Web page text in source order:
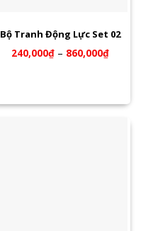
Bộ Tranh Động Lực Set 02
240,000₫– 860,000₫